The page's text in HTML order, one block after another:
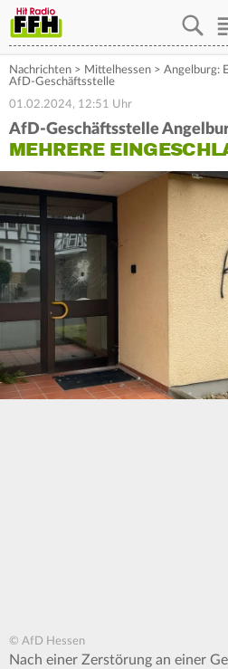
Nachrichten > Mittelhessen > Angelburg:
AfD-Geschäftsstelle
01.02.2024, 12:51 Uhr
AfD-Geschäftsstelle
MEHRERE
© AfD Hessen
Nach einer Zerstörung an einer